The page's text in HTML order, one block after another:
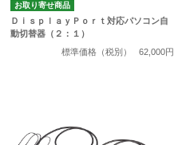
お取り寄せ商品
ＤｉｓｐｌａｙＰｏｒｔ対応パソコン自
動切替器（２：１）
標準価格（税別）
62,000円